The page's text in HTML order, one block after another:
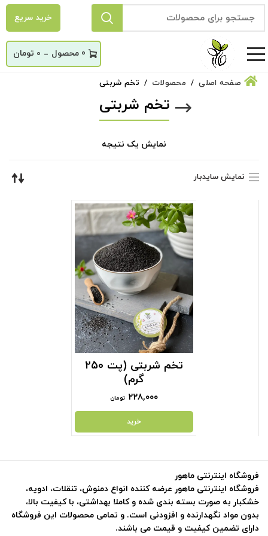
خرید سریع
0
_ ۰ تومان
صفحه اصلی محصولات تخم شربتی
تخم شربتی
نمایش یک نتیجه
نمایش سایدبار
تخم شربتی (پت 250
گرم)
۲۲۸,۰۰۰ تومان
خرید
فروشگاه اینترنتی ماهور
فروشگاه اینترنتی ماهور عرضه کننده انواع دمنوش، تنقلات، ادویه،
خشکبار به صورت بسته بندی شده و کاملا بهداشتی، با کیفیت بالا،
بدون مواد نگهدارنده و افزودنی است. و تمامی محصولات این فروشگاه
دارای تضمین کیفیت و قیمت می باشند.